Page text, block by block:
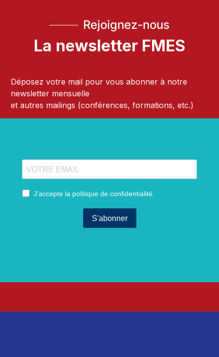
Rejoignez-nous
La newsletter FMES
Déposez votre mail pour vous abonner à notre
newsletter mensuelle
et autres mailings (conférences, formations, etc.)